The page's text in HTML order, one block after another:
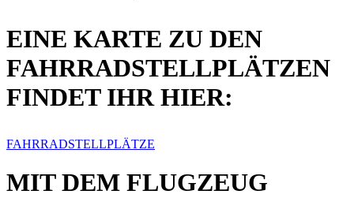
EINE KARTE ZU DEN
FAHRRADSTELLPLÄTZEN
FINDET IHR HIER:
FAHRRADSTELLPLÄTZE
MIT DEM FLUGZEUG